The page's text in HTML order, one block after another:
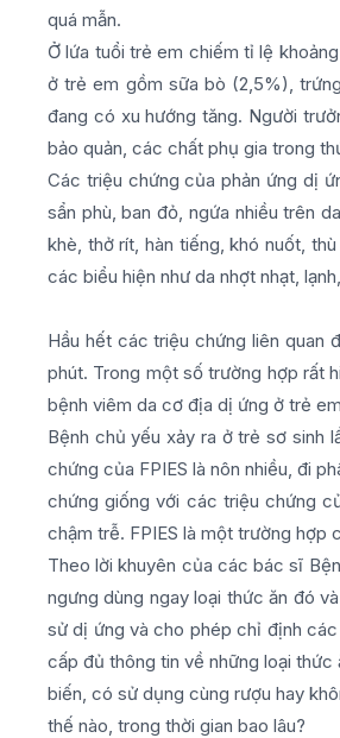
quá mẫn.
Ở lứa tuổi trẻ em chiếm tỉ lệ
ở trẻ em gồm sữa bò (2,5%),
đang có xu hướng tăng. Người
bảo quản, các chất phụ gia trong
Các triệu chứng của phản ứng dị
sẩn phù, ban đỏ, ngứa nhiều trên
khè, thở rít, hàn tiếng, khó nuốt,
các biểu hiện như da nhợt nhạt,
Hầu hết các triệu chứng liên quan
phút. Trong một số trường hợp rất
bệnh viêm da cơ địa dị ứng ở trẻ
Bệnh chủ yếu xảy ra ở trẻ sơ sinh
chứng của FPIES là nôn nhiều, đi
chứng giống với các triệu chứng
chậm trễ. FPIES là một trường hợp
Theo lời khuyên của các bác sĩ
ngưng dùng ngay loại thức ăn đó
sử dị ứng và cho phép chỉ định
cấp đủ thông tin về những loại
biến, có sử dụng cùng rượu hay
thế nào, trong thời gian bao lâu?